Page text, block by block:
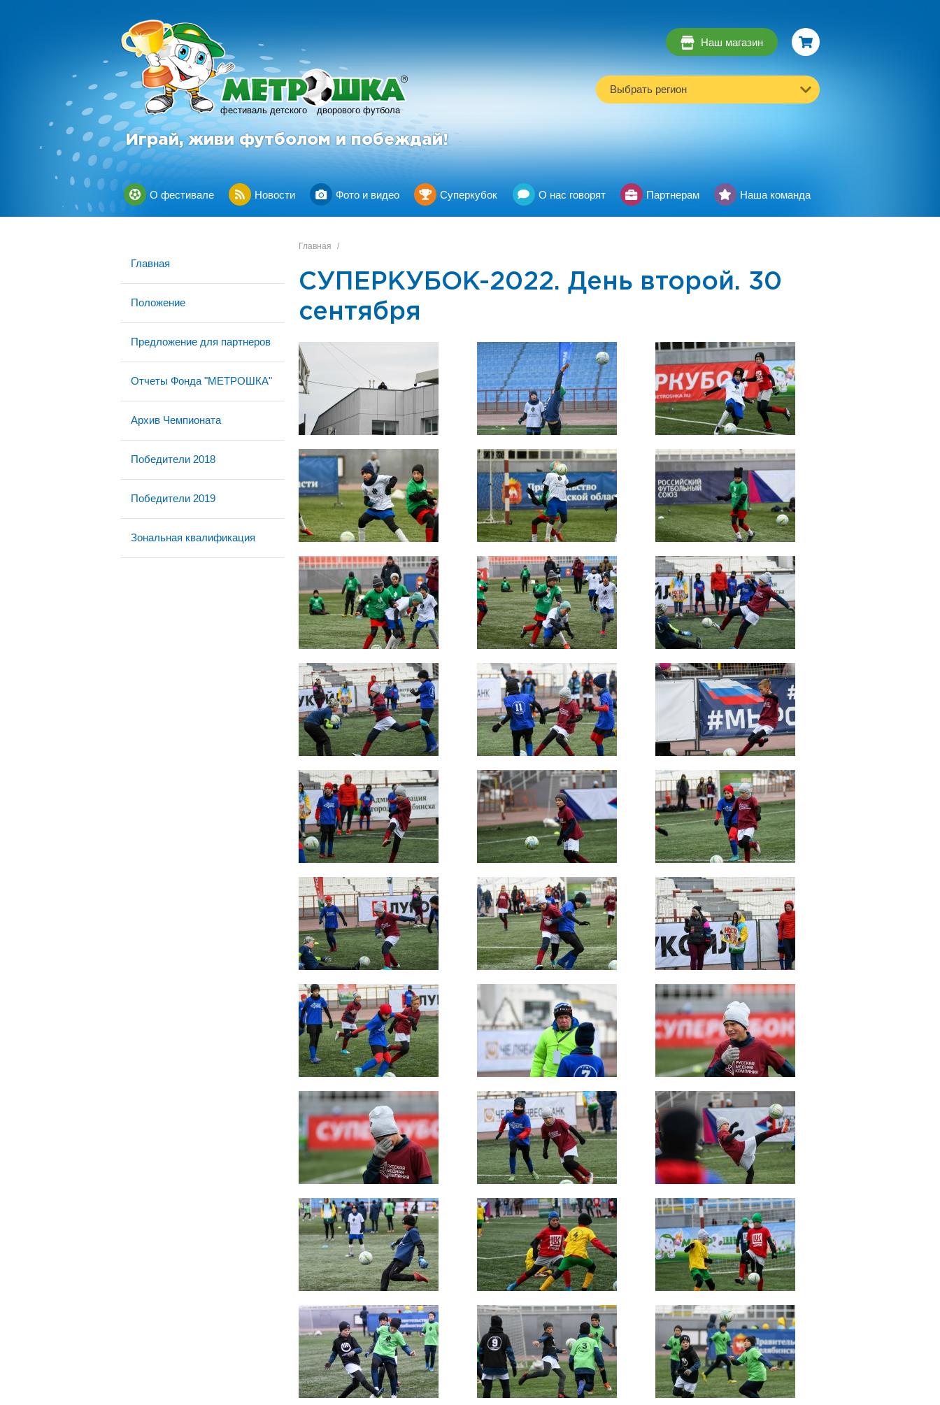
фестиваль детского дворового футбола
R
Играй, живи футболом и побеждай!
Наш магазин
Выбрать регион
О фестивале Новости Фото и видео Суперкубок О нас говорят Партнерам Наша команда
Главная
Положение
Предложение для партнеров
Отчеты Фонда "МЕТРОШКА"
Архив Чемпионата
Победители 2018
Победители 2019
Зональная квалификация
Главная /
СУПЕРКУБОК-2022. День второй. 30
сентября